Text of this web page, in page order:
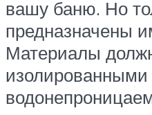
вашу баню. Но
предназначены
Материалы
изолированными